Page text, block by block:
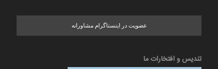
عضویت در اینستاگرام مشاورانه
تندیس و افتخارات ما